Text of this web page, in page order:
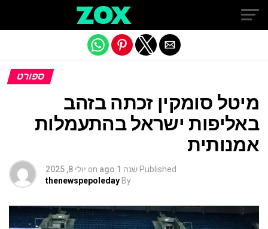
ספורט
מיטל סומקין זכתה בזהב
באליפות ישראל בהתעמלות
אמנותית
Published שנה 1 ago on יולי 8, 2025
By
thenewspepoleday
Exit mobile version